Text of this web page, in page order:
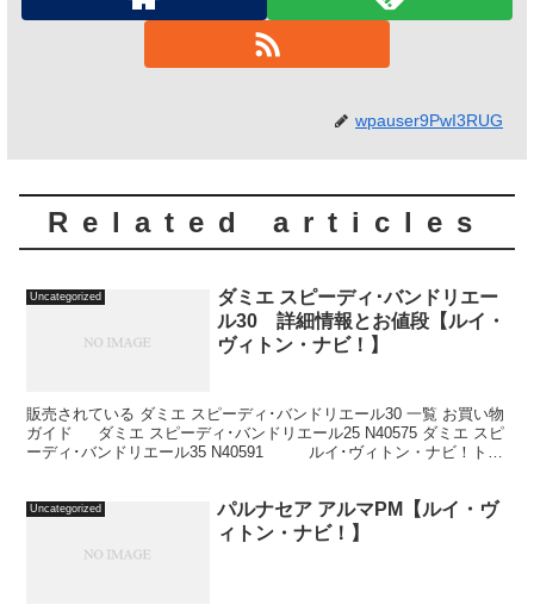
wpauser9PwI3RUG
Related articles
Uncategorized
ダミエ スピーディ･バンドリエー
ル30 詳細情報とお値段【ルイ・
ヴィトン・ナビ！】
販売されている ダミエ スピーディ･バンドリエール30 一覧 お買い物
ガイド ダミエ スピーディ･バンドリエール25 N40575 ダミエ スピ
ーディ･バンドリエール35 N40591 ルイ･ヴィトン・ナビ！トッ
Uncategorized
パルナセア アルマPM【ルイ・ヴ
ィトン・ナビ！】